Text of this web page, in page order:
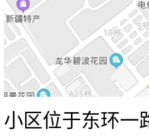
小区位于东环一